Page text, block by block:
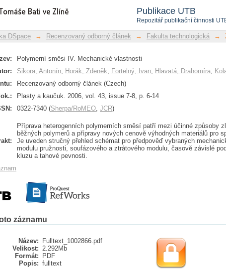
Publikace UTB
Repozitář publikační činnosti
směsi IV. Mechanické vlastnosti
Manakin
DSpace → Recenzovaný odborný článek → Fakulta technologická →
Polymerní směsi IV. Mechanické vlastnosti
Sikora, Antonín; Horák, Zdeněk; Fortelný, Ivan; Hlavatá, Drahomíra;
Recenzovaný odborný článek (Czech)
Plasty a kaučuk. 2006, vol. 43, issue 7-8, p. 6-14
0322-7340 (Sherpa/RoMEO, JCR)
Příprava heterogenních polymerních směsí patří mezi účinné způsoby
běžných polymerů a přípravy nových cenově výhodných materiálů pro
Je uveden stručný přehled schémat pro předpověď vybraných
modulu pružnosti, soufázového a ztrátového modulu, časově závislé
kluzu a tahové pevnosti.
záznamu
Název:
Fulltext_1002866.pdf
Velikost: 2.292Mb
Formát:
PDF
Popis: fulltext